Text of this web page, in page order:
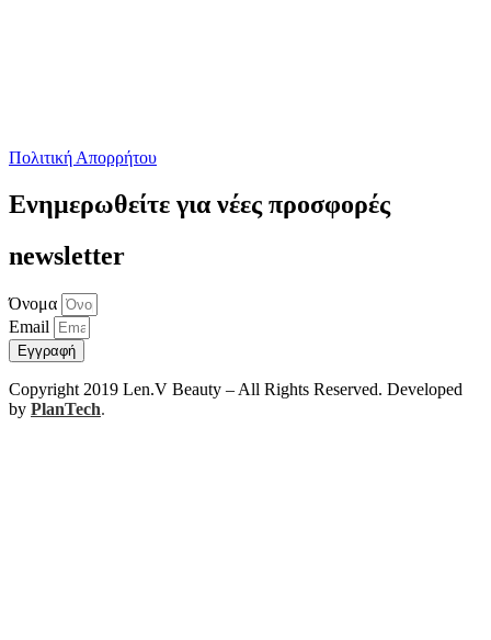
Πολιτική Απορρήτου
Ενημερωθείτε για νέες προσφορές
newsletter
Όνομα
Email
Εγγραφή
Copyright 2019 Len.V Beauty – All Rights Reserved. Developed
by PlanTech.